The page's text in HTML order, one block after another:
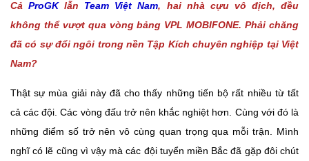
CảProGKlẫn Team Việt Nam, hai nhà cựu vô địch, đều
không thể vượt qua vòng bảng VPL MOBIFONE. Phải chăng
đã có sự đổi ngôi trong nền Tập Kích chuyên nghiệp tại Việt
Nam?
Thật sự mùa giải này đã cho thấy những tiến bộ rất nhiều từ tất
cả các đội. Các vòng đấu trở nên khắc nghiệt hơn. Cùng với đó là
những điểm số trở nên vô cùng quan trọng qua mỗi trận. Mình
nghĩ có lẽ cũng vì vậy mà các đội tuyển miền Bắc đã gặp đôi chút